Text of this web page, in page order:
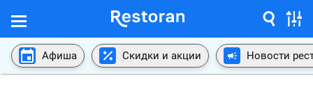
Афиша Скидки и акции Новости